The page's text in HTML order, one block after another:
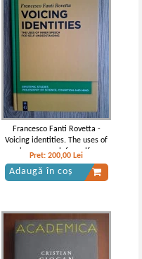
Francesco Fanti Rovetta -
Voicing identities. The uses of
inner speech for self-
understanding
Pret:200,00 Lei
Adaugă în coș